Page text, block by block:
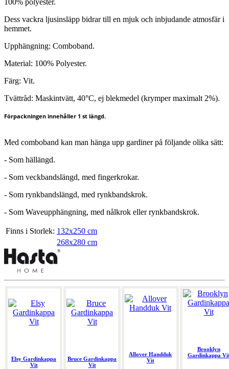
100% polyester.
Dess vackra ljusinsläpp bidrar till en mjuk och inbjudande atmosfär i
hemmet.
Upphängning: Comboband.
Material: 100% Polyester.
Färg: Vit.
Tvättråd: Maskintvätt, 40°C, ej blekmedel (krymper maximalt 2%).
Förpackningen innehåller 1 st längd.
Med comboband kan man hänga upp gardiner på följande olika sätt:
- Som hällängd.
- Som veckbandslängd, med fingerkrokar.
- Som rynkbandslängd, med rynkbandskrok.
- Som Waveupphängning, med nålkrok eller rynkbandskrok.
Finns i Storlek: 132x250 cm
268x280 cm
Elsy Gardinkappa
Vit
Bruce Gardinkappa
Vit
Allover Handduk
Vit
Brooklyn
Gardinkappa